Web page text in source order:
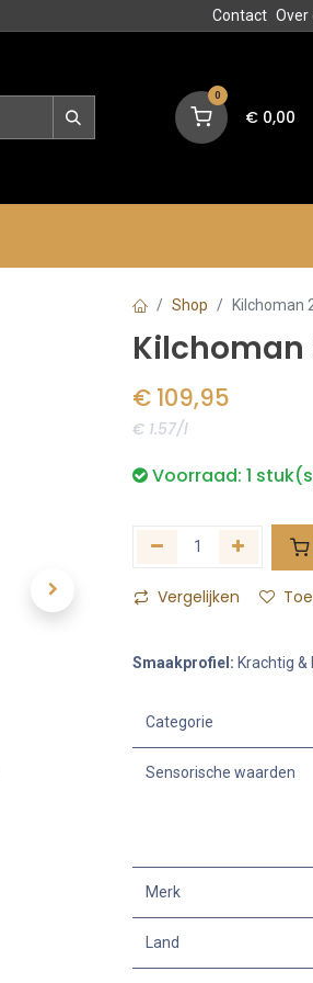
Contact Over
0
€ 0,00
Shop Kilchoman
Kilchoman
€ 109,95
€ 1.57/l
Voorraad: 1
Vergelijken
Smaakprofiel: Krachtig &
Categorie
Sensorische waarden
Merk
Land